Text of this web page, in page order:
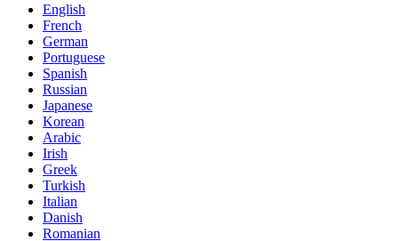
English
French
German
Portuguese
Spanish
Russian
Japanese
Korean
Arabic
Irish
Greek
Turkish
Italian
Danish
Romanian